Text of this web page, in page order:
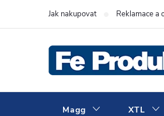
Jak nakupovat Reklamace a
Magg XTL